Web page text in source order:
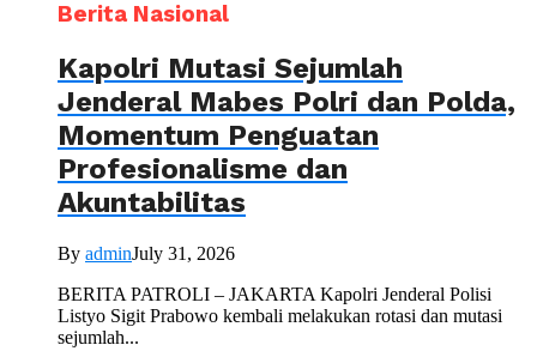
Berita Nasional
Kapolri Mutasi Sejumlah
Jenderal Mabes Polri dan Polda,
Momentum Penguatan
Profesionalisme dan
Akuntabilitas
By adminJuly 31, 2026
BERITA PATROLI – JAKARTA Kapolri Jenderal Polisi
Listyo Sigit Prabowo kembali melakukan rotasi dan mutasi
sejumlah...